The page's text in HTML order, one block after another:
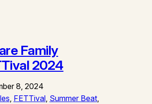
Family
2024
8, 2024
, FETTival, Summer Beat